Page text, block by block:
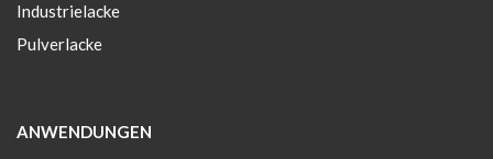
Industrielacke
Pulverlacke
ANWENDUNGEN